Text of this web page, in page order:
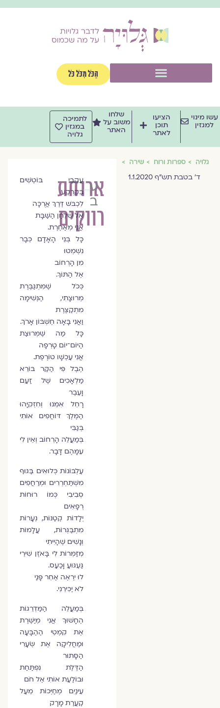
הַכֹּל מִכֹּל כֹּל
מינוי
למגזין
הציעו
תוכן
לאתר
שלחו
משוב על
האתר
לתמיכה
במגזין
גלויה
גלויה ספרות ורוח שירה
ד' בטבת תש"ף 1.1.2020
ארוחת
רווקים
עינת
ברזילי
עֲקֵבַי בּוֹטְשִׁים
בַּקַּרְקַע
לִכְבֹּש דֶּרֶךְ אֲרֻכָּה
אֶל שֻׁלְחַן הַשַּׁבָּת
אֲנִי מְאַחֶרֶת.
כָּל בְּנֵי הָאָדָם כְּבָר
נִשְׁמְטוּ
מִן הָרְחוֹב
אֶל הַתּוֹךְ.
כְּכֹל שֶׁמִּתְגַּבֶּרֶת
מְרוּצָתִי, הַנְּשִׁימָה
מִתְקַצֶּרֶת
וַאֲנִי בָּאָה חֶשְׁבּוֹן אָרֹךְ.
כָּל מַה שֶּׁמְּרוּצַת
הַיּוֹם־יוֹם טָרְפָה
אֲנִי עַכְשָׁו טוֹרֶפֶת.
הֶבֶל פִּי הַקַּר בּוֹרֵא
מַלְאָכִים שֶׁל זַעַם
וָעֵבֶר
רָחֵל אִמֵּנוּ וְחִזְקִיָּהוּ
הַמֶּלֶךְ דּוֹחֲפִים אוֹתִי
בְּגַבִּי
בְּמַעֲלֵה הָרְחוֹב וְאֵין לִי
עִמָּהֶם דָּבָר.
עֶלְבּוֹנוֹת כְּלוּאִים בַּגּוּף
מִשְׁתַּחְרְרִים וּמְרַחֲפִים
סְבִיבִי כְּמוֹ רוּחוֹת
רְפָאִים
יְלָדוֹת קְטַנּוֹת, נְעָרוֹת
מִתְבַּגְּרוֹת, עֲלָמוֹת
וְנָשִׁים שֶׁהָיִיתִי
מְזַמְּרוֹת לִי בָּאֹזֶן שִׁירֵי
גַּעְגּוּעַ וָכַעַס.
לוּ יִרְאֶה אַחֵר פָּנַי
לֹא יַכִּירֵנִי.
בְּמַעֲלֵה הַמַּדְרֵגוֹת
הֶחָשׁוּךְ אֲנִי מְיַשֶּׁרֶת
אֶת קִמְטֵי הַהַבָּעָה
וּמַחֲלִיקָה אֶת שְׂעָרִי
הַסָּתוּר
הַדֶּלֶת נִפְתַּחַת
וּבוֹלַעַת אוֹתִי אֶל חֹם
עֵינַיִם מְחַיְּכוֹת מֵעַל
קַעֲרַת מָרָק